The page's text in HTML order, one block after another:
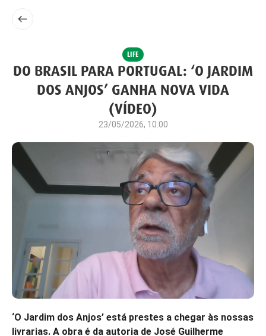
LIFE
DO BRASIL PARA PORTUGAL: ‘O JARDIM
DOS ANJOS’ GANHA NOVA VIDA
(VÍDEO)
23/05/2026, 10:00
‘O Jardim dos Anjos’ está prestes a chegar às nossas
livrarias. A obra é da autoria de José Guilherme